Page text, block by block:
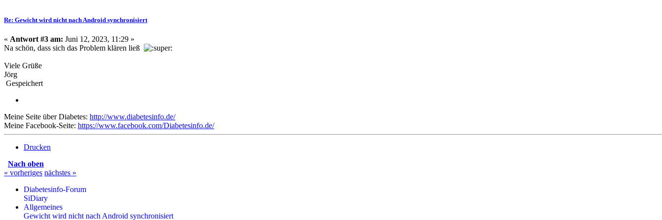
Re: Gewicht wird nicht nach Android synchronisiert
« Antwort #3 am: Juni 12, 2023, 11:29 »
Na schön, dass sich das Problem klären ließ
Viele Grüße
Jörg
Gespeichert
Meine Seite über Diabetes: http://www.diabetesinfo.de/
Meine Facebook-Seite: https://www.facebook.com/Diabetesinfo.de/
Drucken
Nach oben
« vorheriges nächstes »
Diabetesinfo-Forum
SiDiary
Allgemeines
Gewicht wird nicht nach Android synchronisiert